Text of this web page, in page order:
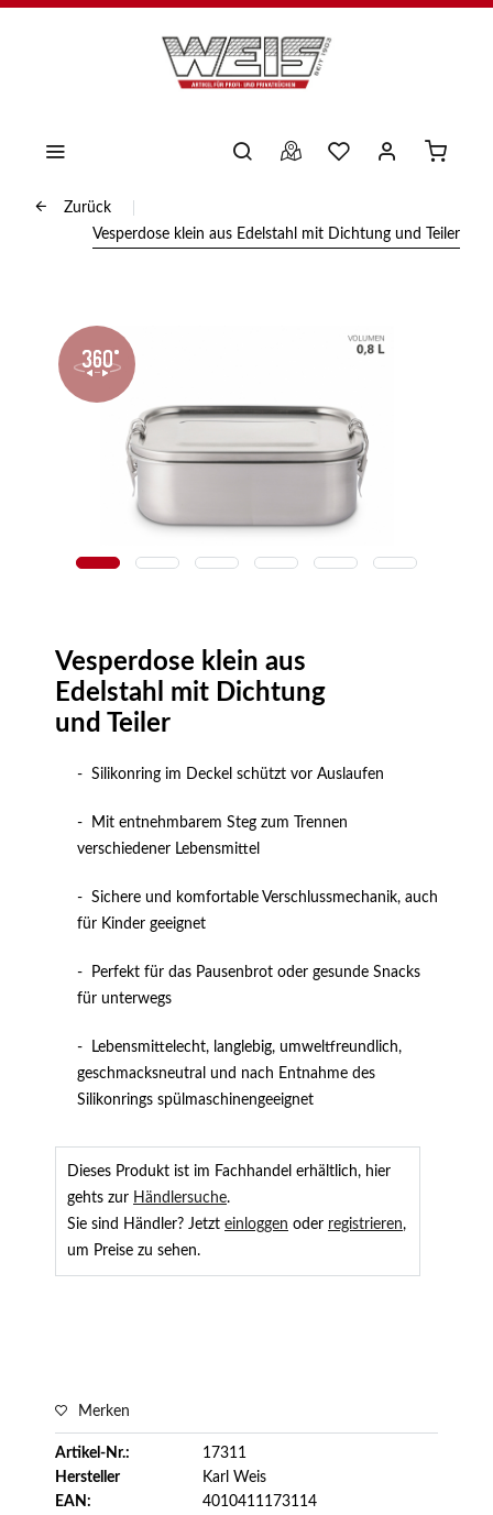
Zurück
Vesperdose klein aus Edelstahl mit Dichtung und Teiler
Vesperdose klein aus
Edelstahl mit Dichtung
und Teiler
- Silikonring im Deckel schützt vor Auslaufen
- Mit entnehmbarem Steg zum Trennen
verschiedener Lebensmittel
- Sichere und komfortable Verschlussmechanik, auch
für Kinder geeignet
- Perfekt für das Pausenbrot oder gesunde Snacks
für unterwegs
- Lebensmittelecht, langlebig, umweltfreundlich,
geschmacksneutral und nach Entnahme des
Silikonrings spülmaschinengeeignet
Dieses Produkt ist im Fachhandel erhältlich, hier
gehts zur Händlersuche.
Sie sind Händler? Jetzt einloggen oder registrieren,
um Preise zu sehen.
Merken
Artikel-Nr.:
17311
Hersteller
Karl Weis
EAN:
4010411173114